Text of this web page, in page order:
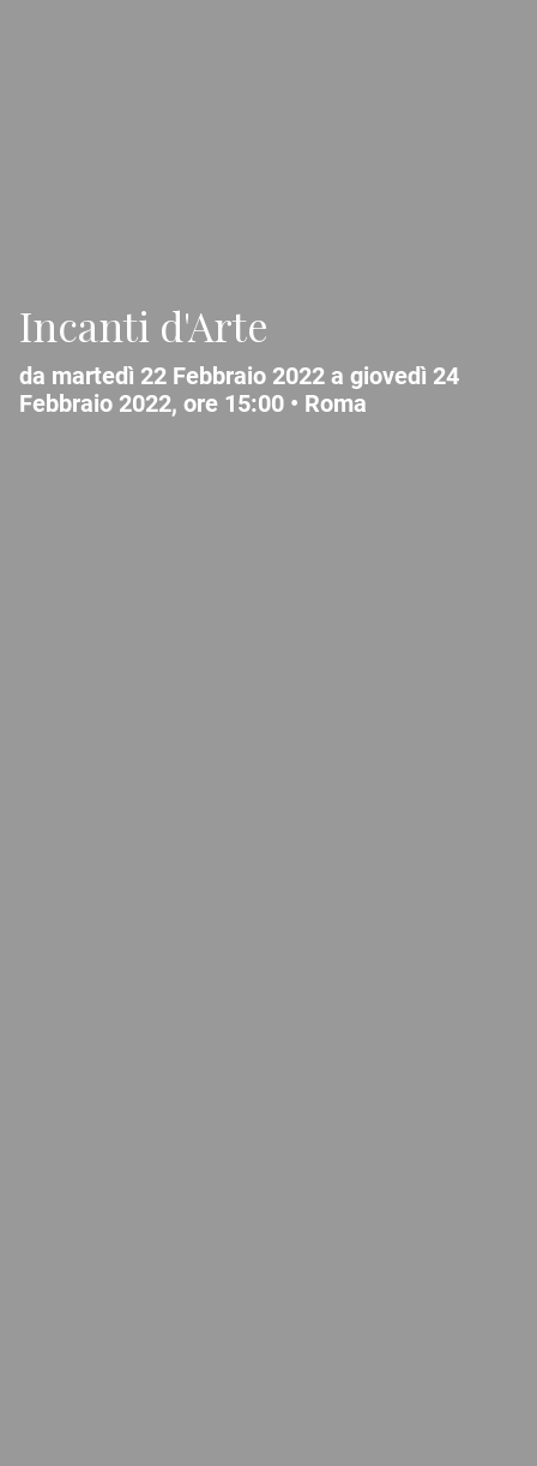
Incanti d'Arte
da martedì 22 Febbraio 2022 a giovedì 24
Febbraio 2022, ore 15:00 • Roma